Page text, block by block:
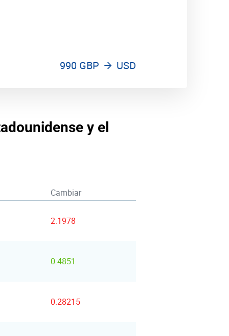
990 GBP USD
y el
Cambiar
2.1978
0.4851
0.28215